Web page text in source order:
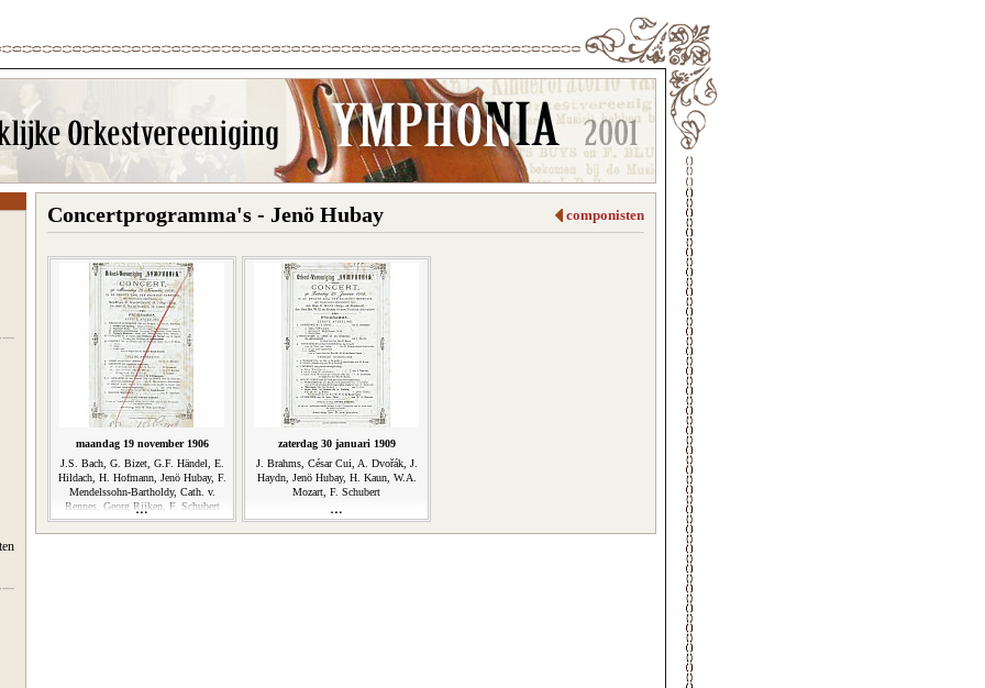
componisten
Concertprogramma's - Jenö Hubay
maandag 19 november 1906
J.S. Bach, G. Bizet, G.F. Händel, E.
Hildach, H. Hofmann, Jenö Hubay, F.
Mendelssohn-Bartholdy, Cath. v.
Rennes, Georg Rijken, F. Schubert
zaterdag 30 januari 1909
J. Brahms, César Cui, A. Dvořák, J.
Haydn, Jenö Hubay, H. Kaun, W.A.
Mozart, F. Schubert